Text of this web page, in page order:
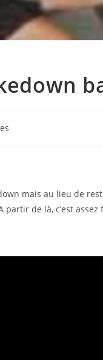
mais au lieu de
de là, c’est